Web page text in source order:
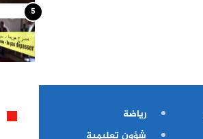
5
رياضة
شؤون تعليمية